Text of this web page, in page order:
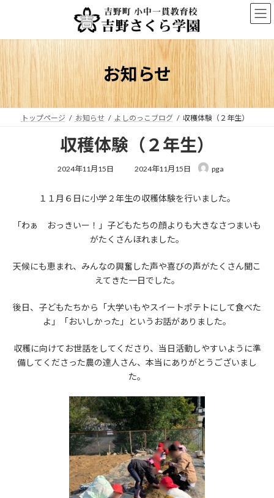
ン
ツ
へ
ス
キ
ー
シ
ョ
ン
に
お知らせ
トップページ お知らせ よしのっこブログ 収穫体験（２年生）
収穫体験（２年生）
2024年11月15日
最
新
時
:
2024年11月15日 pga
１１月６日に小学２年生の収穫体験を行いました。
「わぁ おっきいー！」子どもたちの顔よりも大きなさつまいも
がたくさんほれました。
天候にも恵まれ、みんなの興奮した声や喜びの声がたくさん聞こ
えてきた一日でした。
後日、子どもたちから「大学いもやスイートポテトにして食べた
よ」「おいしかった」というお話がありました。
収穫に向けてお世話をしてくださり、当日活動しやすいように準
備してくださった農の達人さん、本当にありがとうございまし
た。